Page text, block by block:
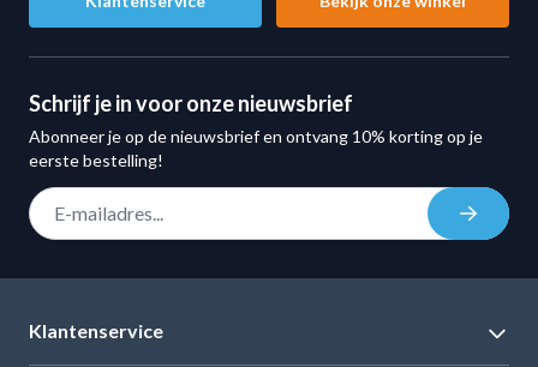
Schrijf je in voor onze nieuwsbrief
Abonneer je op de nieuwsbrief en ontvang 10% korting op je
eerste bestelling!
Klantenservice